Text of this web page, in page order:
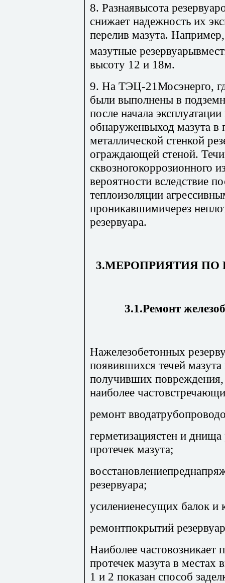
8. Разнаявысота
снижает надежность их
перелив мазута.
мазутные
высоту 12 и 18м.
9. На ТЭЦ-21Мосэнерго,
были выполнены в
после начала
обнаруженвыход мазута в
металлической стенкой
ограждающей стеной. Течи
сквозногокоррозионного
вероятности вследствие
теплоизоляции
проникавшимичерез
резервуара.
3.МЕРОПРИЯТИЯ ПО
3.1.Ремонт
Нажелезобетонных
появившихся течей
получивших
наиболее
ремонт
герметизациястен и днища
протечек мазута;
резервуара;
усилениенесущих балок и
ремонтпокрытий
Наиболее частовозникает
протечек мазута в местах
1 и 2 показан способ